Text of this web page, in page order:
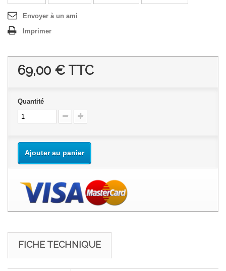
Envoyer à un ami
Imprimer
69,00 € TTC
Quantité
Ajouter au panier
FICHE TECHNIQUE